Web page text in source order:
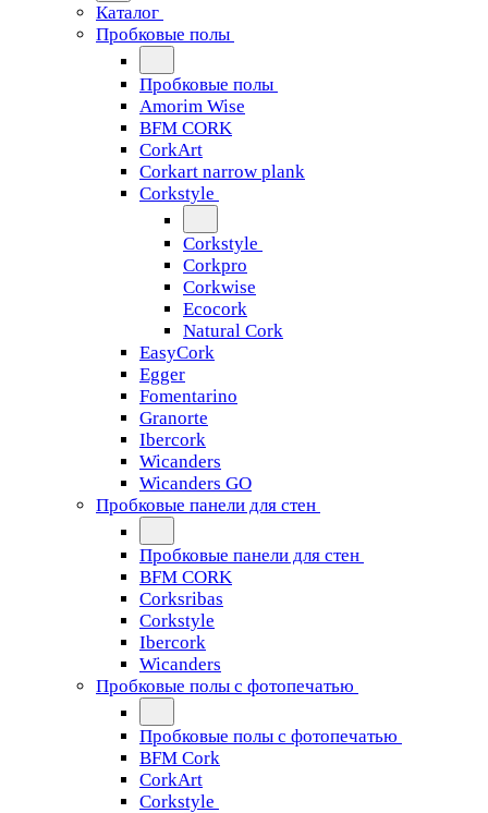
Каталог
Пробковые полы
Пробковые полы
Amorim Wise
BFM CORK
CorkArt
Corkart narrow plank
Corkstyle
Corkstyle
Corkpro
Corkwise
Ecocork
Natural Cork
EasyCork
Egger
Fomentarino
Granorte
Ibercork
Wicanders
Wicanders GO
Пробковые панели для стен
Пробковые панели для стен
BFM CORK
Corksribas
Corkstyle
Ibercork
Wicanders
Пробковые полы с фотопечатью
Пробковые полы с фотопечатью
BFM Cork
CorkArt
Corkstyle